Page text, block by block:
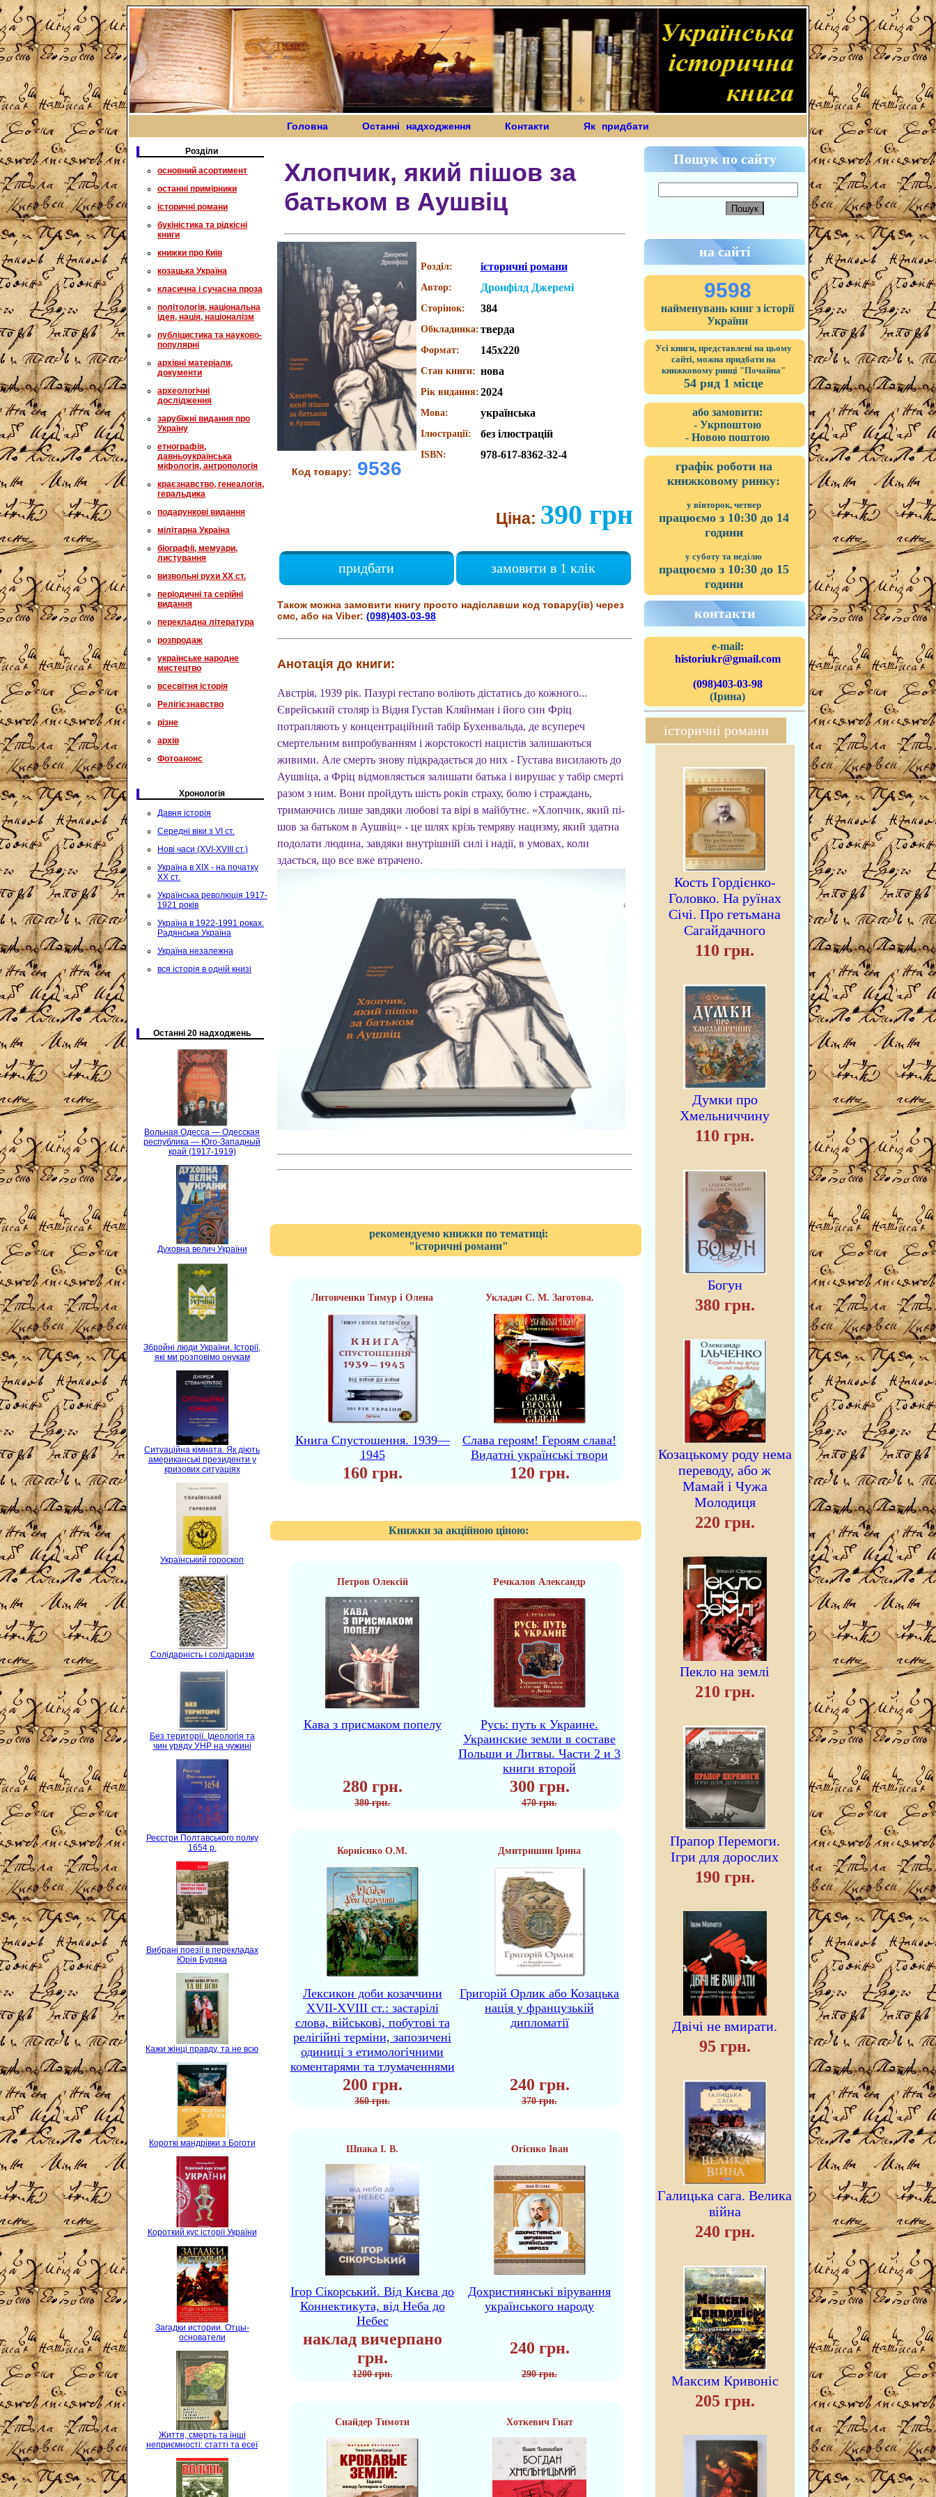
Головна Останні надходження Контакти Як придбати
Розділи
основний асортимент
останні примірники
історичні романи
букіністика та рідкісні
книги
книжки про Київ
козацька Україна
класична і сучасна проза
політологія, національна
ідея, нація, націоналізм
публіцистика та науково-
популярні
архівні матеріали,
документи
археологічні
дослідження
зарубіжні видання про
Україну
етнографія,
давньоукраїнська
міфологія, антропологія
краєзнавство, генеалогія,
геральдика
подарункові видання
мілітарна Україна
біографії, мемуари,
листування
визвольні рухи XX ст.
періодичні та серійні
видання
перекладна література
розпродаж
українське народне
мистецтво
всесвітня історія
Релігієзнавство
різне
архів
Фотоанонс
Хронологія
Давня історія
Середні віки з VI ст.
Нові часи (XVI-XVIII ст.)
Україна в XIX - на початку
XX ст.
Українська революція 1917-
1921 років
Україна в 1922-1991 роках.
Радянська Україна
Україна незалежна
вся історія в одній книзі
Останні 20 надходжень
Вольная Одесса — Одесская
республика — Юго-Западный
край (1917-1919)
Духовна велич України
Збройні люди України. Історії,
які ми розповімо онукам
Ситуаційна кімната. Як діють
американські президенти у
кризових ситуаціях
Український гороскоп
Солідарність і солідаризм
Без території. Ідеологія та
чин уряду УНР на чужині
Реєстри Полтавського полку
1654 р.
Вибрані поезії в перекладах
Юрія Буряка
Кажи жінці правду, та не всю
Короткі мандрівки з Боготи
Короткий кус історії України
Загадки истории. Отцы-
основатели
Життя, смерть та інші
неприємності: статті та есеї
Хлопчик, який пішов за
батьком в Аушвіц
Код товару: 9536
Розділ: історичні романи
Автор: Дронфілд Джеремі
Сторінок: 384
Обкладинка: тверда
Формат: 145х220
Стан книги: нова
Рік видання: 2024
Мова: українська
Ілюстрації: без ілюстрацій
ISBN: 978-617-8362-32-4
Ціна: 390 грн
придбати замовити в 1 клік
Також можна замовити книгу просто надіславши код товару(ів) через
смс, або на Viber: (098)403-03-98
Анотація до книги:
Австрія, 1939 рік. Пазурі гестапо воліють дістатись до кожного...
Єврейський столяр із Відня Густав Кляйнман і його син Фріц
потрапляють у концентраційний табір Бухенвальда, де всупереч
смертельним випробуванням і жорстокості нацистів залишаються
живими. Але смерть знову підкрадається до них - Густава висилають до
Аушвіца, а Фріц відмовляється залишати батька і вирушає у табір смерті
разом з ним. Вони пройдуть шість років страху, болю і страждань,
тримаючись лише завдяки любові та вірі в майбутнє. «Хлопчик, який пі-
шов за батьком в Аушвіц» - це шлях крізь темряву нацизму, який здатна
подолати людина, завдяки внутрішній силі і надії, в умовах, коли
здається, що все вже втрачено.
рекомендуемо книжки по тематиці:
"історичні романи"
Литовченки Тимур і Олена Укладач С. М. Заготова.
Книга Спустошення. 1939—
1945
Слава героям! Героям слава!
Видатні українські твори
160 грн. 120 грн.
Книжки за акційною ціною:
Петров Олексій Речкалов Александр
Кава з присмаком попелу
Русь: путь к Украине.
Украинские земли в составе
Польши и Литвы. Части 2 и 3
книги второй
280 грн. 300 грн.
380 грн. 470 грн.
Корнієнко О.М. Дмитришин Ірина
Лексикон доби козаччини
XVII-XVIII ст.: застарілі
слова, військові, побутові та
релігійні терміни, запозичені
одиниці з етимологічними
коментарями та тлумаченнями
Григорій Орлик або Козацька
нація у французькій
дипломатії
200 грн. 240 грн.
360 грн. 370 грн.
Шпака І. В. Огієнко Іван
Ігор Сікорський. Від Києва до
Коннектикута, від Неба до
Небес
Дохристиянські вірування
українського народу
наклад вичерпано
грн.
240 грн.
1200 грн. 290 грн.
Снайдер Тимоти Хоткевич Гнат
Пошук по сайту
на сайті
9598
найменувань книг з історії
України
Усі книги, представлені на цьому
сайті, можна придбати на
книжковому ринці "Почайна"
54 ряд 1 місце
або замовити:
- Укрпоштою
- Новою поштою
графік роботи на
книжковому ринку:
у вівторок, четвер
працюємо з 10:30 до 14
години
у суботу та неділю
працюємо з 10:30 до 15
години
контакти
e-mail:
historiukr@gmail.com
(098)403-03-98
(Ірина)
історичні романи
Кость Гордієнко-
Головко. На руїнах
Січі. Про гетьмана
Сагайдачного
110 грн.
Думки про
Хмельниччину
110 грн.
Богун
380 грн.
Козацькому роду нема
переводу, або ж
Мамай і Чужа
Молодиця
220 грн.
Пекло на землі
210 грн.
Прапор Перемоги.
Ігри для дорослих
190 грн.
Двічі не вмирати.
95 грн.
Галицька сага. Велика
війна
240 грн.
Максим Кривоніс
205 грн.